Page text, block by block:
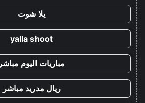
يلا شوت
yalla shoot
مباريات اليوم مباشر
ريال مدريد مباشر